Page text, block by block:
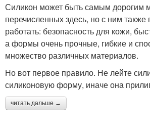
Силикон может быть самым дорогим
перечисленных здесь, но с ним также
работать: безопасность для кожи,
а формы очень прочные, гибкие и
множество различных материалов.
Но вот первое правило. Не лейте
силиконовую форму, иначе она
читать дальше →